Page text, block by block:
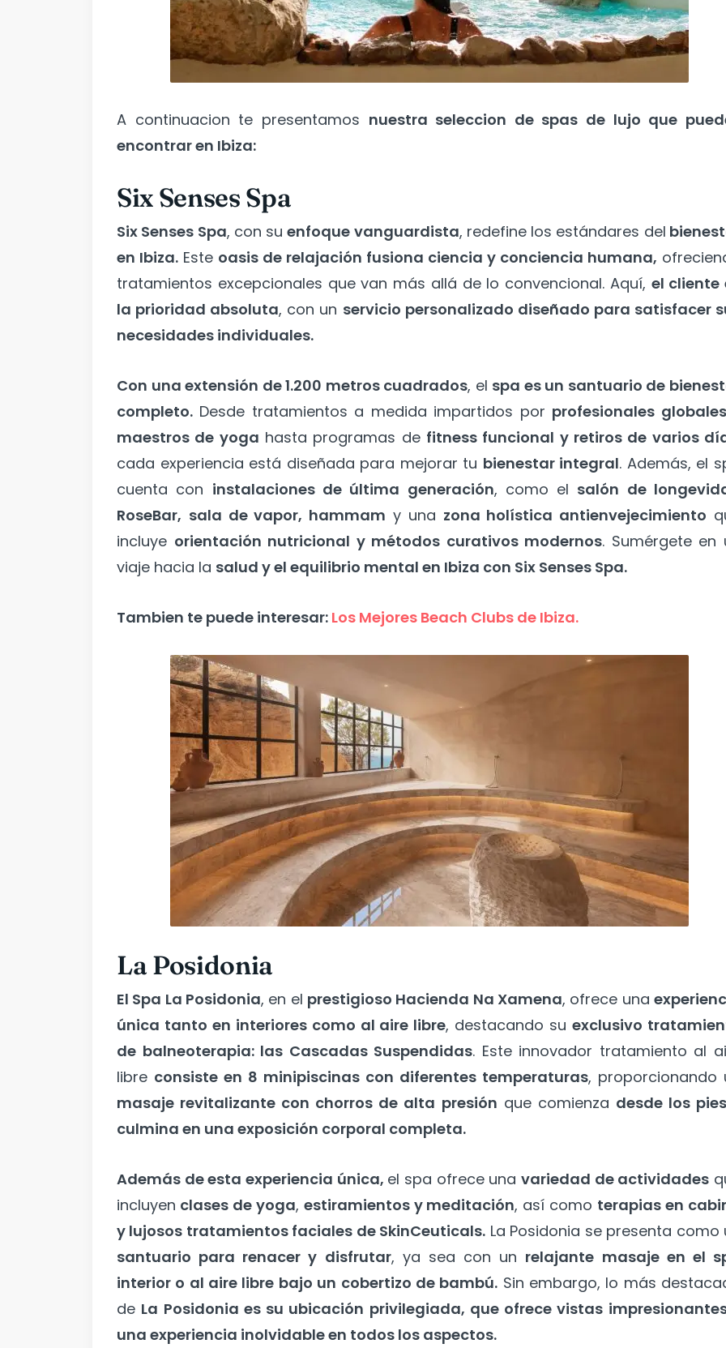
A continuacion te presentamos nuestra seleccion de spas de lujo que
encontrar en Ibiza:
Six Senses Spa
Six Senses Spa, con suenfoque vanguardista, redefine los estándares del
en Ibiza. Este oasis de relajación fusiona ciencia y conciencia humana,
tratamientos excepcionales que van más allá de lo convencional. Aquí, el cliente
la prioridad absoluta, con un servicio personalizado diseñado para satisfacer
necesidades individuales.
Con una extensión de 1.200 metros cuadrados, el spa es un santuario de
completo. Desde tratamientos a medida impartidos por profesionales
maestros de yoga hasta programas de fitness funcional y retiros de varios
cada experiencia está diseñada para mejorar tu bienestar integral. Además, el
cuenta con instalaciones de última generación, como el salón de
RoseBar, sala de vapor, hammam y una zona holística antienvejecimiento
incluye orientación nutricional y métodos curativos modernos. Sumérgete en
viaje hacia la salud y el equilibrio mental en Ibiza con Six Senses Spa.
Tambien te puede interesar: Los Mejores Beach Clubs de Ibiza.
La Posidonia
El Spa La Posidonia, en el prestigioso Hacienda Na Xamena, ofrece una
única tanto en interiores como al aire libre, destacando suexclusivo
de balneoterapia: las Cascadas Suspendidas. Este innovador tratamiento al
libre consiste en 8 minipiscinas con diferentes temperaturas, proporcionando
masaje revitalizante con chorros de alta presión que comienza desde los
culmina en una exposición corporal completa.
Además de esta experiencia única, el spa ofrece unavariedad de actividades
incluyen clases de yoga, estiramientos y meditación, así como terapias en
y lujosos tratamientos faciales de SkinCeuticals. La Posidonia se presenta como
santuario para renacer y disfrutar, ya sea con un relajante masaje en el
interior o al aire libre bajo un cobertizo de bambú. Sin embargo, lo más
de La Posidonia es su ubicación privilegiada, que ofrece vistas
una experiencia inolvidable en todos los aspectos.